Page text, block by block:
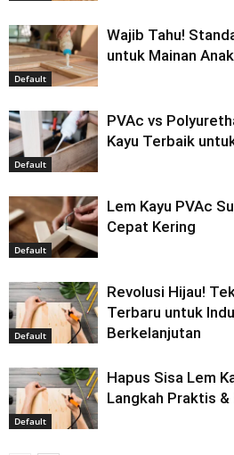
Default
Wajib Tahu!
untuk Mainan Anak
Default
PVAc vs
Kayu Terbaik
Default
Lem Kayu PVAc
Cepat Kering
Default
Revolusi Hijau!
Terbaru untuk
Berkelanjutan
Default
Hapus Sisa Lem
Langkah Praktis